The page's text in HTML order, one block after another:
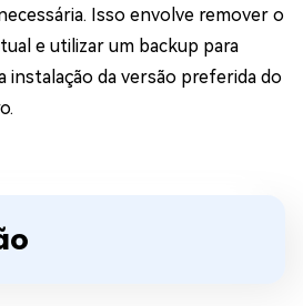
Isso envolve remover o
e utilizar um backup para
instalação da versão preferida do